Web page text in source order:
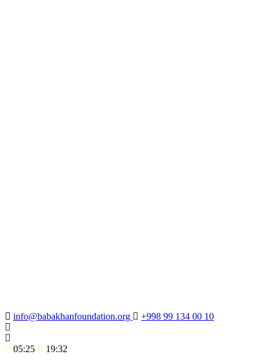
info@babakhanfoundation.org +998 99 134 00 10
05:25
19:32